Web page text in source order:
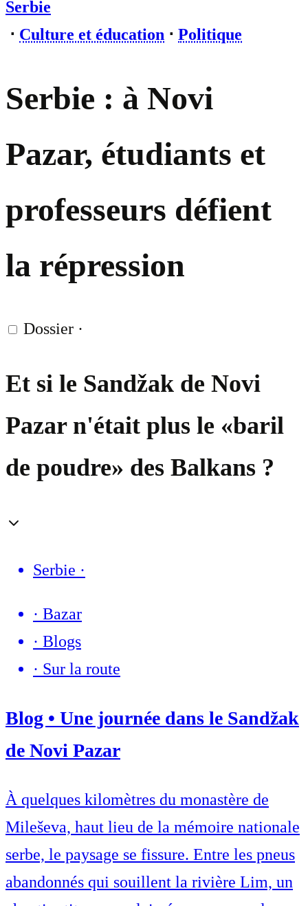
Serbie
⋅ Culture et éducation ⋅ Politique
Serbie : à Novi
Pazar, étudiants et
professeurs défient
la répression
Dossier ·
Et si le Sandžak de Novi
Pazar n'était plus le «baril
de poudre» des Balkans ?
Serbie ·
· Bazar
· Blogs
· Sur la route
Blog • Une journée dans le Sandžak
de Novi Pazar
À quelques kilomètres du monastère de
Mileševa, haut lieu de la mémoire nationale
serbe, le paysage se fissure. Entre les pneus
abandonnés qui souillent la rivière Lim, un